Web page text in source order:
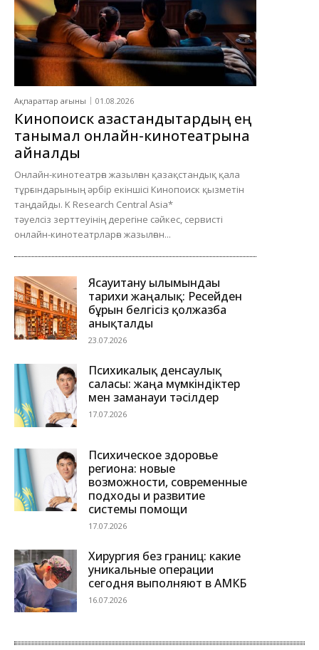
Ақпараттар ағыны 01.08.2026
Кинопоиск қазақстандықтардың ең
танымал онлайн-кинотеатрына
айналды
Онлайн-кинотеатрға жазылған қазақстандық қала
тұрғындарының әрбір екіншісі Кинопоиск қызметін
таңдайды. K Research Central Asia*
тәуелсіз зерттеуінің дерегіне сәйкес, сервисті
онлайн-кинотеатрларға жазылған...
Ясауитану ғылымындағы
тарихи жаңалық: Ресейден
бұрын белгісіз қолжазба
анықталды
23.07.2026
Психикалық денсаулық
саласы: жаңа мүмкіндіктер
мен заманауи тәсілдер
17.07.2026
Психическое здоровье
региона: новые
возможности, современные
подходы и развитие
системы помощи
17.07.2026
Хирургия без границ: какие
уникальные операции
сегодня выполняют в АМКБ
16.07.2026